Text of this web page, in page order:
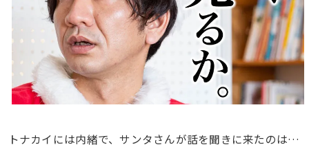
トナカイには内緒で、サンタさんが話を聞きに来たのは…